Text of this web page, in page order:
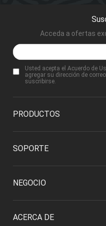
Acceda a ofertas
Usted acepta el Acuerdo de
agregar su dirección de
suscribirse.
PRODUCTOS
SOPORTE
NEGOCIO
ACERCA DE